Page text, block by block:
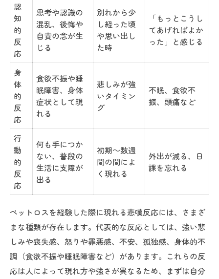
認
知
的
反
応
思考や認識の
混乱、後悔や
自責の念が生
じる
別れから少
し経った頃
や思い出し
た時
「もっとこうし
てあげればよか
った」と感じる
身
体
的
反
応
食欲不振や睡
眠障害、身体
症状として現
れる
悲しみが強
いタイミン
グ
不眠、食欲不
振、頭痛など
行
動
的
反
応
何も手につか
ない、普段の
生活に支障が
出る
初期～数週
間の間によ
く現れる
外出が減る、日
課を忘れる
ペットロスを経験した際に現れる悲嘆反応には、さまざ
まな種類が存在します。代表的な反応としては、強い悲
しみや喪失感、怒りや罪悪感、不安、孤独感、身体的不
調（食欲不振や睡眠障害など）があります。これらの反
応は人によって現れ方や強さが異なるため、まずは自分